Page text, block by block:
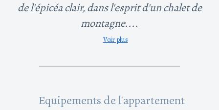
de l'épicéa clair, dans l'esprit d'un chalet de
montagne....
Voir plus
Equipements de l'appartement